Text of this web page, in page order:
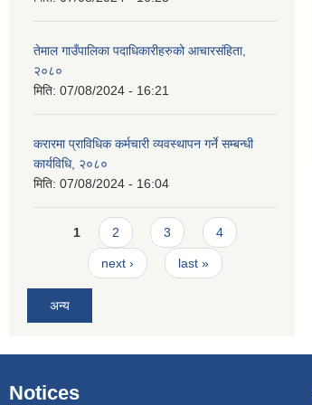
तेमाल गाउँपालिका पदाधिकारीहरुको आचारसंहिता,
२०८०
मिति: 07/08/2024 - 16:21
करारमा प्राविधिक कर्मचारी व्यवस्थापन गर्ने सम्बन्धी
कार्यविधि, २०८०
मिति: 07/08/2024 - 16:04
Pages
1 2 3 4
next › last »
अन्य
Notices